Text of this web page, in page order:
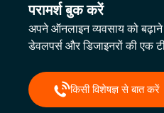
परामर्श बुक करें
अपने ऑनलाइन व्यवसाय को बढ़ाने
डेवलपर्स और डिजाइनरों की एक
किसी विशेषज्ञ से बात करें